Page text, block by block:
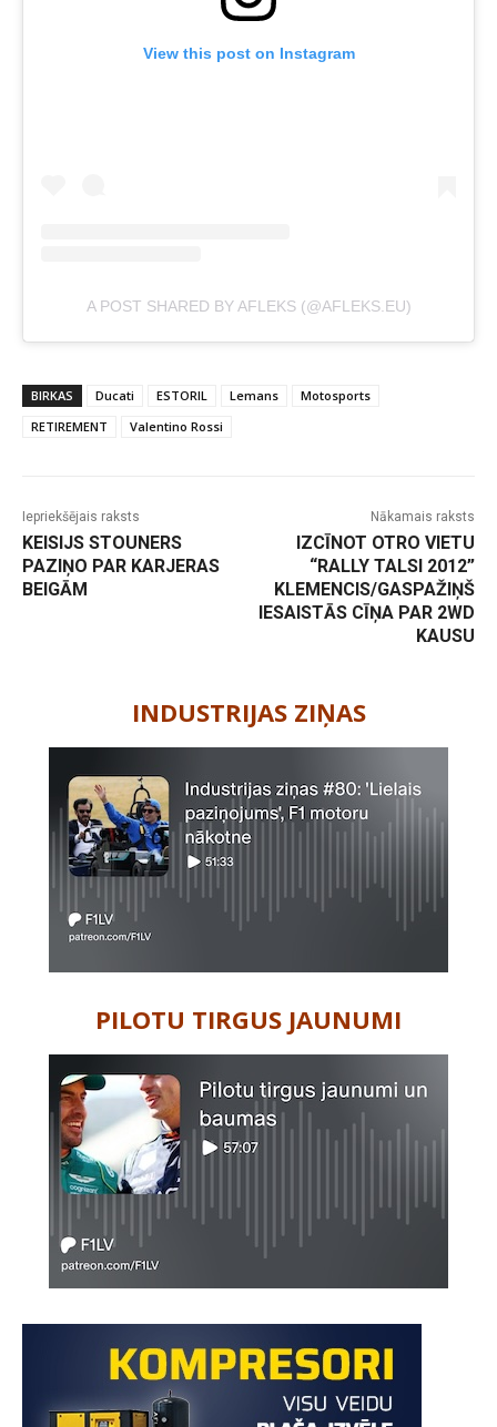
View this post on Instagram
A POST SHARED BY AFLEKS (@AFLEKS.EU)
BIRKAS Ducati ESTORIL Lemans
Motosports
RETIREMENT
Valentino Rossi
Iepriekšējais raksts
KEISIJS STOUNERS
PAZIŅO PAR KARJERAS
BEIGĀM
Nākamais raksts
IZCĪNOT OTRO VIETU
“RALLY TALSI 2012”
KLEMENCIS/GASPAŽIŅŠ
IESAISTĀS CĪŅA PAR 2WD
KAUSU
INDUSTRIJAS ZIŅAS
PILOTU TIRGUS JAUNUMI